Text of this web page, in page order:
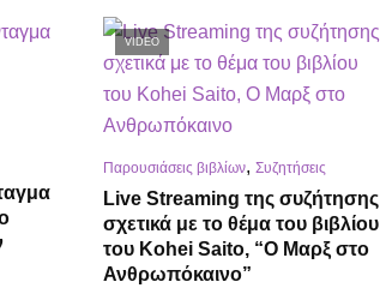
VIDEO
Παρουσιάσεις βιβλίων, Συζητήσεις
Live Streaming της συζήτησης
σχετικά με το θέμα του βιβλίου
του Kohei Saito, “Ο Μαρξ στο
Ανθρωπόκαινο”